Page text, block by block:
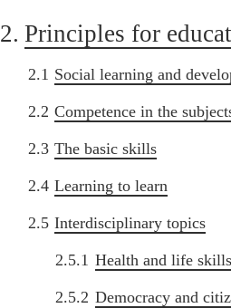
2. Principles for
2.1 Social learning and
2.2 Competence in the
2.3 The basic skills
2.4 Learning to learn
2.5 Interdisciplinary topics
2.5.1 Health and life skills
2.5.2 Democracy and